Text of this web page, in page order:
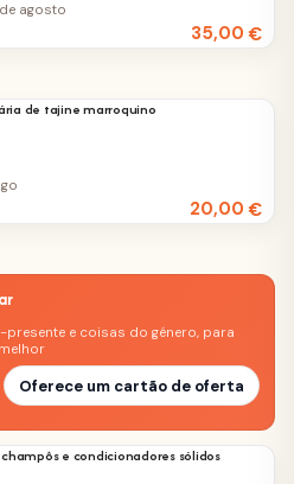
35,00€
agosto
de tajine marroquino
20,00€
presente e coisas do género, para
Oferece um cartão de oferta
e condicionadores sólidos